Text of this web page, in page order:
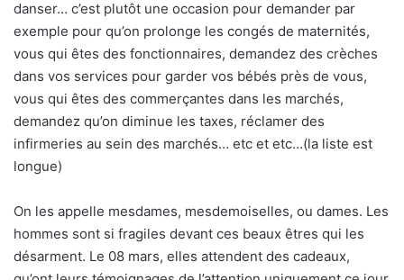
danser… c’est plutôt une occasion pour demander par
exemple pour qu’on prolonge les congés de maternités,
vous qui êtes des fonctionnaires, demandez des crèches
dans vos services pour garder vos bébés près de vous,
vous qui êtes des commerçantes dans les marchés,
demandez qu’on diminue les taxes, réclamer des
infirmeries au sein des marchés… etc et etc…(la liste est
longue)
On les appelle mesdames, mesdemoiselles, ou dames. Les
hommes sont si fragiles devant ces beaux êtres qui les
désarment. Le 08 mars, elles attendent des cadeaux,